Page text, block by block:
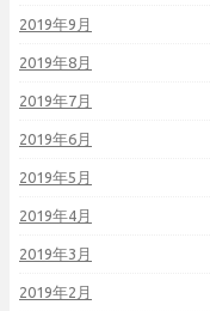
2019年9月
2019年8月
2019年7月
2019年6月
2019年5月
2019年4月
2019年3月
2019年2月